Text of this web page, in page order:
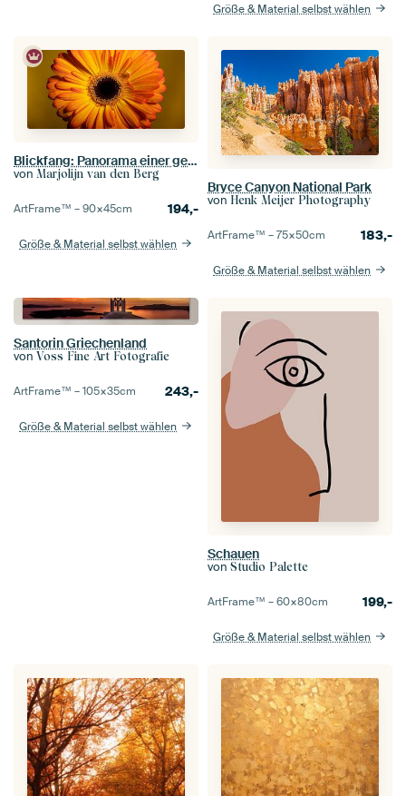
Größe & Material selbst wählen
Blickfang: Panorama einer gelb-orangen Gerbera
von Marjolijn van den Berg
ArtFrame™ –90×45cm 194,-
Größe & Material selbst wählen
Bryce Canyon National Park
von Henk Meijer Photography
ArtFrame™ –75×50cm 183,-
Größe & Material selbst wählen
Santorin Griechenland
von Voss Fine Art Fotografie
ArtFrame™ –105×35cm 243,-
Größe & Material selbst wählen
Schauen
von Studio Palette
ArtFrame™ –60×80cm 199,-
Größe & Material selbst wählen